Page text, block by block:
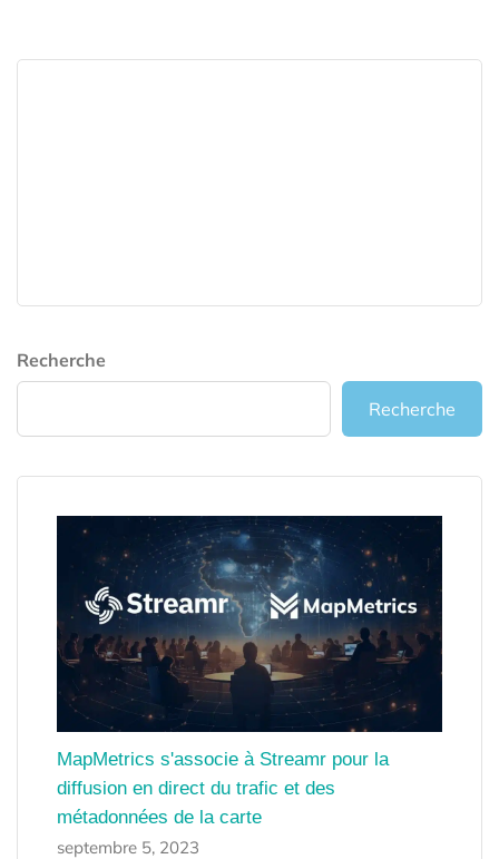
Recherche
Recherche
MapMetrics s'associe à Streamr pour la
diffusion en direct du trafic et des
métadonnées de la carte
septembre 5, 2023